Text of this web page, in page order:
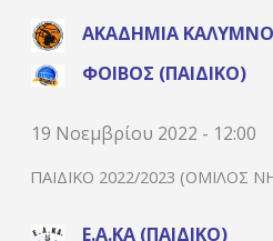
ΑΚΑΔΗΜΊΑ
ΦΟΊΒΟΣ (ΠΑΙΔΙΚΌ)
19 Νοεμβρίου 2022 - 12:00
ΠΑΙΔΙΚΌ 2022/2023 (ΌΜΙΛΟΣ
Ε.Α.ΚΑ (ΠΑΙΔΙΚΌ)